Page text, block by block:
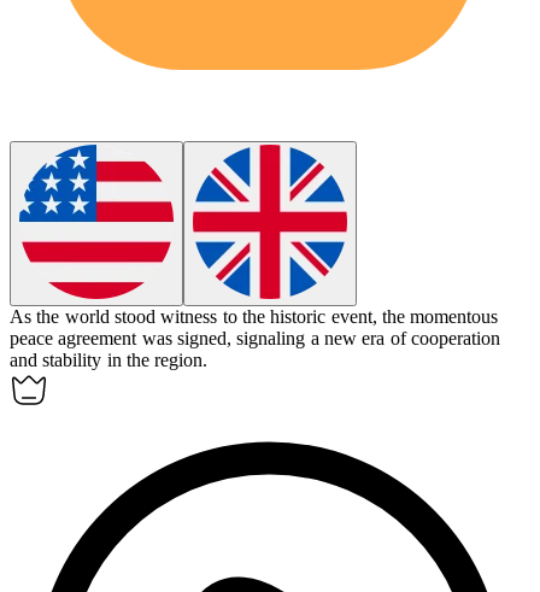
As the world stood witness to the historic event, themomentous
peace agreement was signed, signaling a new era of cooperation
and stability in the region.